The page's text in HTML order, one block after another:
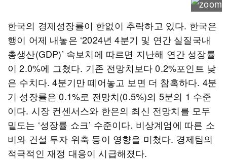
한국의 경제성장률이 한없이 추락하고 있다. 한국은
행이 어제 내놓은 ‘2024년 4분기 및 연간 실질국내
총생산(GDP)’ 속보치에 따르면 지난해 연간 성장률
이 2.0%에 그쳤다. 기존 전망치보다 0.2%포인트 낮
은 수치다. 4분기만 떼어놓고 보면 더 참혹하다. 4분
기 성장률은 0.1%로 전망치(0.5%)의 5분의 1 수준
이다. 시장 컨센서스와 한은의 최신 전망치를 모두
밑도는 ‘성장률 쇼크’ 수준이다. 비상계엄에 따른 소
비와 건설 투자 위축 등이 영향을 미쳤다. 경제팀의
적극적인 재정 대응이 시급해졌다.